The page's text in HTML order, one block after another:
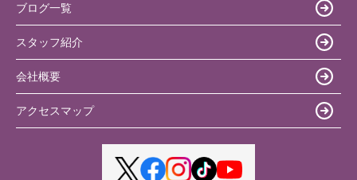
ブログ一覧
スタッフ紹介
会社概要
アクセスマップ